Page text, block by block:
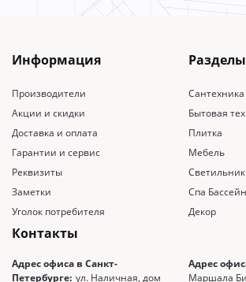
Информация
Производители
Акции и скидки
Доставка и оплата
Гарантии и сервис
Реквизиты
Заметки
Уголок потребителя
Разделы
Сантехника
Бытовая
Плитка
Мебель
Спа
Декор
Контакты
Адрес офиса в Санкт-
Петербурге: ул. Наличная, дом
Адрес
Маршала